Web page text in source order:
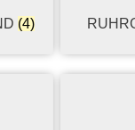
(4)